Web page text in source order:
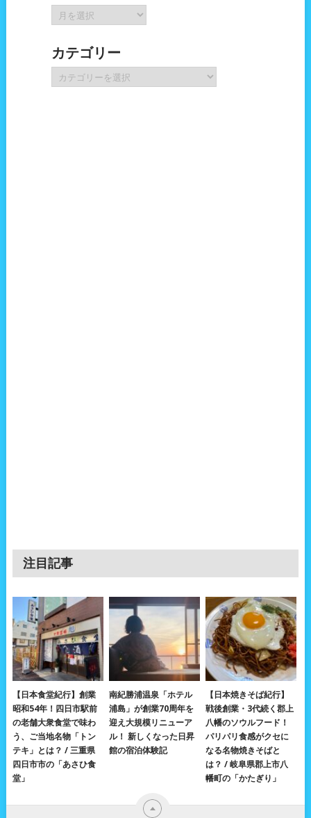
ー
イ
ブ
カテゴリー
テ
注目記事
【日本食堂紀行】創業
昭和54年！四日市駅前
の老舗大衆食堂で味わ
う、ご当地名物「トン
テキ」とは？ / 三重県
四日市市の「あさひ食
堂」
南紀勝浦温泉「ホテル
浦島」が創業70周年を
迎え大規模リニューア
ル！ 新しくなった日昇
館の宿泊体験記
【日本焼きそば紀行】
戦後創業・3代続く郡上
八幡のソウルフード！
パリパリ食感がクセに
なる名物焼きそばと
は？ / 岐阜県郡上市八
幡町の「かたぎり」